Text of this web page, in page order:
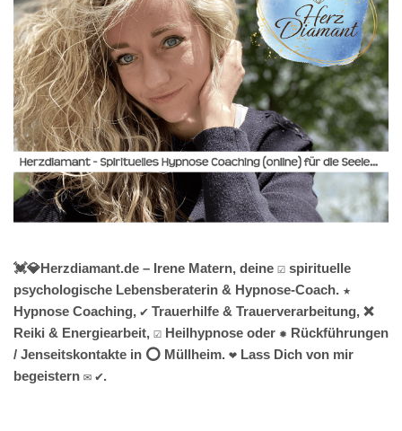
💓️💎Herzdiamant.de – Irene Matern, deine ☑️ spirituelle
psychologische Lebensberaterin & Hypnose-Coach. ★
Hypnose Coaching, ✔️ Trauerhilfe & Trauerverarbeitung, ❌
Reiki & Energiearbeit, ☑️ Heilhypnose oder ✹ Rückführungen
/ Jenseitskontakte in ⭕ Müllheim. ❤ Lass Dich von mir
begeistern ✉ ✔.